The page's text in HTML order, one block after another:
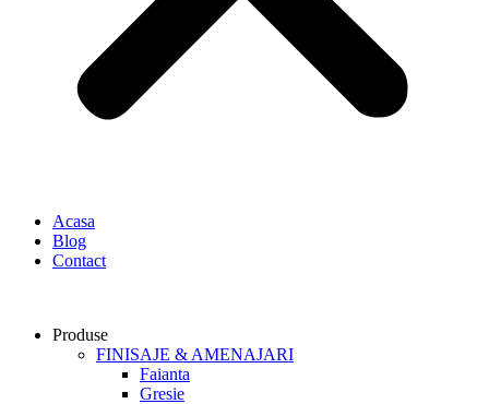
Acasa
Blog
Contact
Produse
FINISAJE & AMENAJARI
Faianta
Gresie